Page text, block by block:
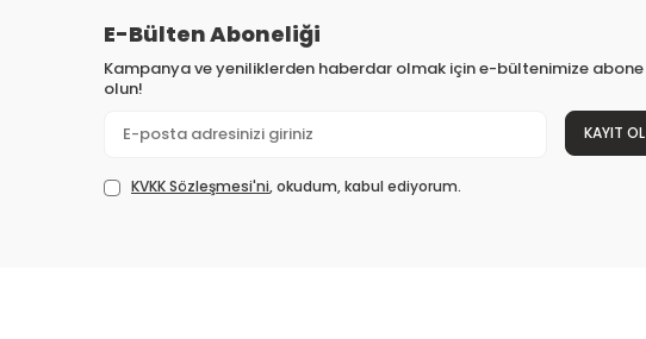
E-Bülten Aboneliği
Kampanya ve yeniliklerden haberdar olmak için e-bültenimize abone
olun!
KAYIT OL
KVKK Sözleşmesi'ni, okudum, kabul ediyorum.